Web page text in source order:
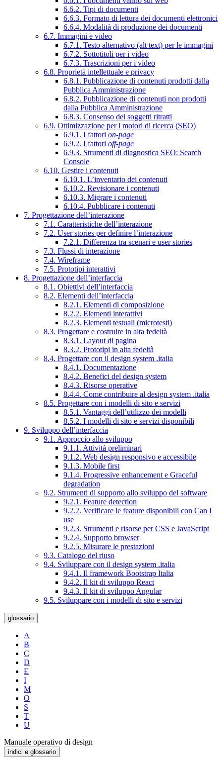
6.6.2. Tipi di documenti
6.6.3. Formato di lettura dei documenti elettronici
6.6.4. Modalità di produzione dei documenti
6.7. Immagini e video
6.7.1. Testo alternativo (alt text) per le immagini
6.7.2. Sottotitoli per i video
6.7.3. Trascrizioni per i video
6.8. Proprietà intellettuale e privacy
6.8.1. Pubblicazione di contenuti prodotti dalla
Pubblica Amministrazione
6.8.2. Pubblicazione di contenuti non prodotti
dalla Pubblica Amministrazione
6.8.3. Consenso dei soggetti ritratti
6.9. Ottimizzazione per i motori di ricerca (SEO)
6.9.1. I fattori on-page
6.9.2. I fattori off-page
6.9.3. Strumenti di diagnostica SEO: Search
Console
6.10. Gestire i contenuti
6.10.1. L’inventario dei contenuti
6.10.2. Revisionare i contenuti
6.10.3. Migrare i contenuti
6.10.4. Pubblicare i contenuti
7. Progettazione dell’interazione
7.1. Caratteristiche dell’interazione
7.2. User stories per definire l’interazione
7.2.1. Differenza tra scenari e user stories
7.3. Flussi di interazione
7.4. Wireframe
7.5. Prototipi interattivi
8. Progettazione dell’interfaccia
8.1. Obiettivi dell’interfaccia
8.2. Elementi dell’interfaccia
8.2.1. Elementi di composizione
8.2.2. Elementi interattivi
8.2.3. Elementi testuali (microtesti)
8.3. Progettare e costruire in alta fedeltà
8.3.1. Layout di pagina
8.3.2. Prototipi in alta fedeltà
8.4. Progettare con il design system .italia
8.4.1. Documentazione
8.4.2. Benefici del design system
8.4.3. Risorse operative
8.4.4. Come contribuire al design system .italia
8.5. Progettare con i modelli di sito e servizi
8.5.1. Vantaggi dell’utilizzo dei modelli
8.5.2. I modelli di sito e servizi disponibili
9. Sviluppo dell’interfaccia
9.1. Approccio allo sviluppo
9.1.1. Attività preliminari
9.1.2. Web design responsivo e accessibile
9.1.3. Mobile first
9.1.4. Progressive enhancement e Graceful
degradation
9.2. Strumenti di supporto allo sviluppo del software
9.2.1. Feature detection
9.2.2. Verificare le feature disponibili con Can I
use
9.2.3. Strumenti e risorse per CSS e JavaScript
9.2.4. Supporto browser
9.2.5. Misurare le prestazioni
9.3. Catalogo del riuso
9.4. Sviluppare con il design system .italia
9.4.1. Il framework Bootstrap Italia
9.4.2. Il kit di sviluppo React
9.4.3. Il kit di sviluppo Angular
9.5. Sviluppare con i modelli di sito e servizi
glossario
A
B
C
D
E
I
M
O
S
T
U
Manuale operativo di design
indici e glossario